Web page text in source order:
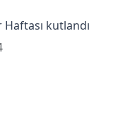
kutlandı